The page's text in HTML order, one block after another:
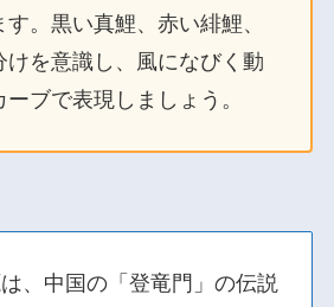
。黒い真鯉、赤い緋鯉、
けを意識し、風になびく動
ブで表現しましょう。
、中国の「登竜門」の伝説